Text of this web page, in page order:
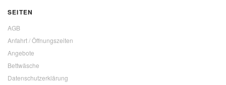
SEITEN
AGB
Anfahrt / Öffnungszeiten
Angebote
Bettwäsche
Datenschutzerklärung